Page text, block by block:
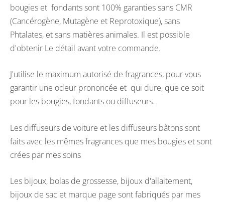
bougies et fondants sont 100% garanties sans CMR
(Cancérogène, Mutagène et Reprotoxique), sans
Phtalates, et sans matières animales. Il est possible
d'obtenir Le détail avant votre commande.
J'utilise le maximum autorisé de fragrances, pour vous
garantir une odeur prononcée et qui dure, que ce soit
pour les bougies, fondants ou diffuseurs.
Les diffuseurs de voiture et les diffuseurs bâtons sont
faits avec les mêmes fragrances que mes bougies et sont
crées par mes soins
Les bijoux, bolas de grossesse, bijoux d'allaitement,
bijoux de sac et marque page sont fabriqués par mes